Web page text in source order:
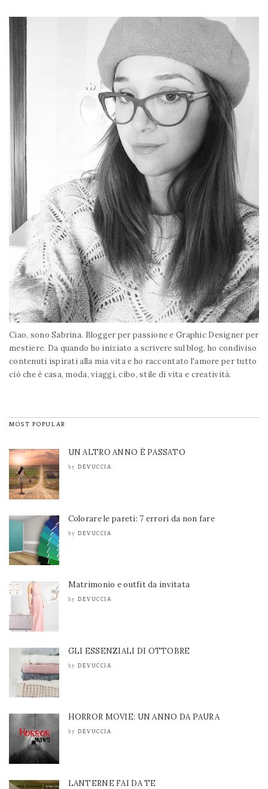
Ciao, sono Sabrina. Blogger per passione e Graphic Designer per
mestiere. Da quando ho iniziato a scrivere sul blog, ho condiviso
contenuti ispirati alla mia vita e ho raccontato l'amore per tutto
ciò che è casa, moda, viaggi, cibo, stile di vita e creatività.
MOST POPULAR
UN ALTRO ANNO È PASSATO
by DEVUCCIA
Colorare le pareti: 7 errori da non fare
by DEVUCCIA
Matrimonio e outfit da invitata
by DEVUCCIA
GLI ESSENZIALI DI OTTOBRE
by DEVUCCIA
HORROR MOVIE: UN ANNO DA PAURA
by DEVUCCIA
LANTERNE FAI DA TE